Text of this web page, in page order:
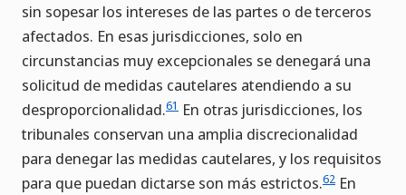
sin sopesar los intereses de las partes o de terceros
afectados. En esas jurisdicciones, solo en
circunstancias muy excepcionales se denegará una
solicitud de medidas cautelares atendiendo a su
desproporcionalidad.61 En otras jurisdicciones, los
tribunales conservan una amplia discrecionalidad
para denegar las medidas cautelares, y los requisitos
para que puedan dictarse son más estrictos.62 En